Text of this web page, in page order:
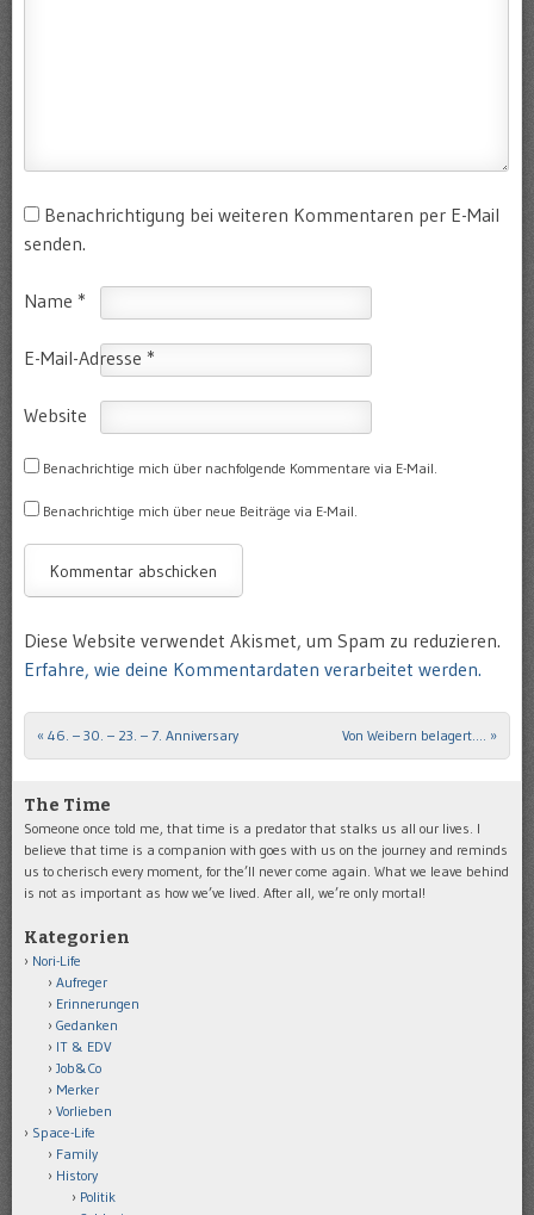
Benachrichtigung bei weiteren Kommentaren per E-Mail
senden.
Name *
E-Mail-Adresse *
Website
Benachrichtige mich über nachfolgende Kommentare via E-Mail.
Benachrichtige mich über neue Beiträge via E-Mail.
Diese Website verwendet Akismet, um Spam zu reduzieren.
Erfahre, wie deine Kommentardaten verarbeitet werden.
Post navigation
« 46. – 30. – 23. – 7. Anniversary Von Weibern belagert…. »
The Time
Someone once told me, that time is a predator that stalks us all our lives. I
believe that time is a companion with goes with us on the journey and reminds
us to cherisch every moment, for the’ll never come again. What we leave behind
is not as important as how we’ve lived. After all, we’re only mortal!
Kategorien
Nori-Life
Aufreger
Erinnerungen
Gedanken
IT & EDV
Job&Co
Merker
Vorlieben
Space-Life
Family
History
Politik